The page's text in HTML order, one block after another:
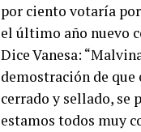
por ciento votaría
el último año nuevo
Dice Vanesa:
demostración de que
cerrado y sellado, se
estamos todos muy